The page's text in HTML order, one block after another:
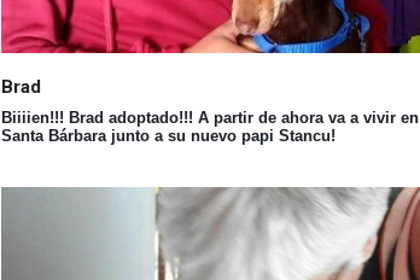
Brad
Biiiien!!! Brad adoptado!!! A partir de ahora va a vivir en
Santa Bárbara junto a su nuevo papi Stancu!